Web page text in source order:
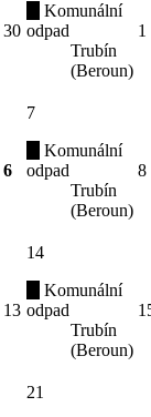
30
Komunální
odpad
Trubín
(Beroun)
1
6
7
Komunální
odpad
Trubín
(Beroun)
8
13
14
Komunální
odpad
Trubín
(Beroun)
21